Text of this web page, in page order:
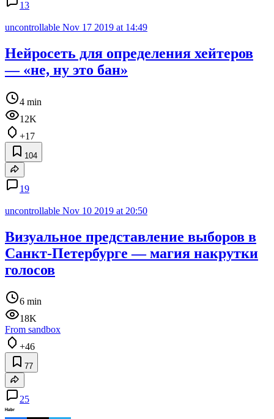
13
uncontrollable Nov 17 2019 at 14:49
Нейросеть для определения хейтеров
— «не, ну это бан»
4 min
12K
+17
104
19
uncontrollable Nov 10 2019 at 20:50
Визуальное представление выборов в
Санкт-Петербурге — магия накрутки
голосов
6 min
18K
From sandbox
+46
77
25